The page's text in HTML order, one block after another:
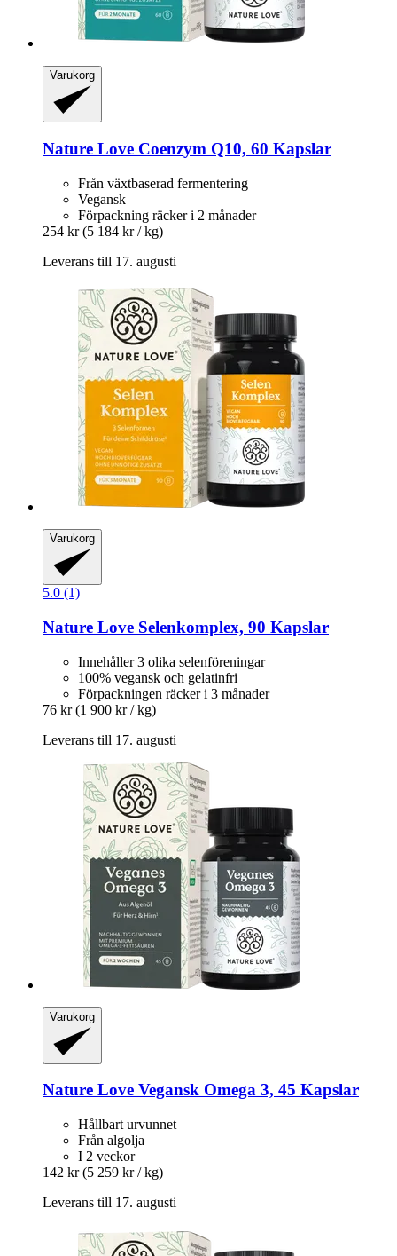
Varukorg
Nature Love Coenzym Q10, 60 Kapslar
Från växtbaserad fermentering
Vegansk
Förpackning räcker i 2 månader
254 kr (5 184 kr / kg)
Leverans till 17. augusti
Varukorg
5.0 (1)
Nature Love Selenkomplex, 90 Kapslar
Innehåller 3 olika selenföreningar
100% vegansk och gelatinfri
Förpackningen räcker i 3 månader
76 kr (1 900 kr / kg)
Leverans till 17. augusti
Varukorg
Nature Love Vegansk Omega 3, 45 Kapslar
Hållbart urvunnet
Från algolja
I 2 veckor
142 kr (5 259 kr / kg)
Leverans till 17. augusti